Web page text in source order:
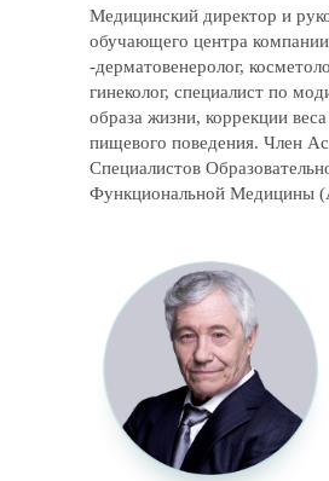
Медицинский директор и
обучающего центра
-дерматовенеролог,
гинеколог, специалист по
образа жизни, коррекции
пищевого поведения. Член
Специалистов
Функциональной